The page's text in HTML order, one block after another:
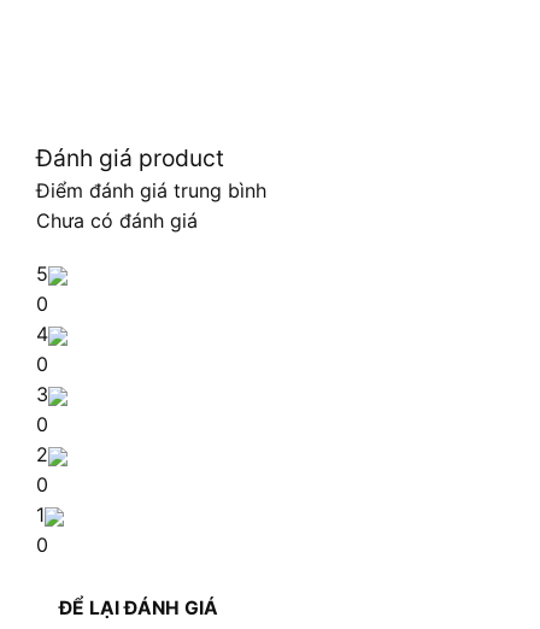
Đánh giá product
Điểm đánh giá trung bình
Chưa có đánh giá
5
0
4
0
3
0
2
0
1
0
ĐỂ LẠI ĐÁNH GIÁ